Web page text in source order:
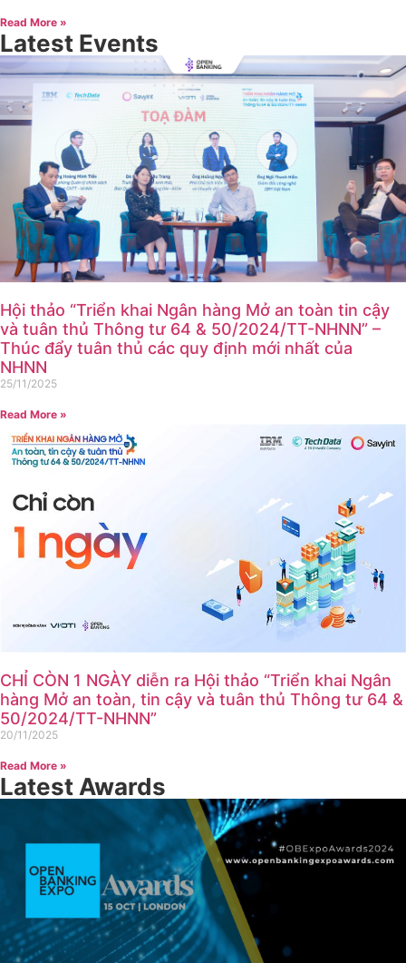
Read More »
Latest Events
Hội thảo “Triển khai Ngân hàng Mở an toàn tin cậy
và tuân thủ Thông tư 64 & 50/2024/TT-NHNN” –
Thúc đẩy tuân thủ các quy định mới nhất của
NHNN
25/11/2025
Read More »
CHỈ CÒN 1 NGÀY diễn ra Hội thảo “Triển khai Ngân
hàng Mở an toàn, tin cậy và tuân thủ Thông tư 64 &
50/2024/TT-NHNN”
20/11/2025
Read More »
Latest Awards